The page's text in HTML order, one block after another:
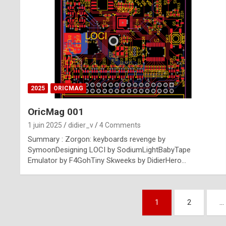
2025 ORICMAG
OricMag 001
1 juin 2025 didier_v 4 Comments
Summary : Zorgon: keyboards revenge by
SymoonDesigning LOCI by SodiumLightBabyTape
Emulator by F4GohTiny Skweeks by DidierHero…
1 2 …